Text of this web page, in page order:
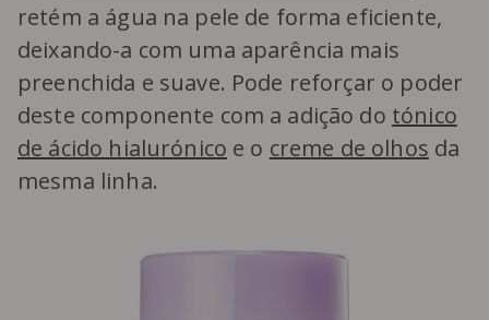
retém a água na pele de forma eficiente,
deixando-a com uma aparência mais
preenchida e suave. Pode reforçar o poder
deste componente com a adição do tónico
de ácido hialurónico e o creme de olhos da
mesma linha.